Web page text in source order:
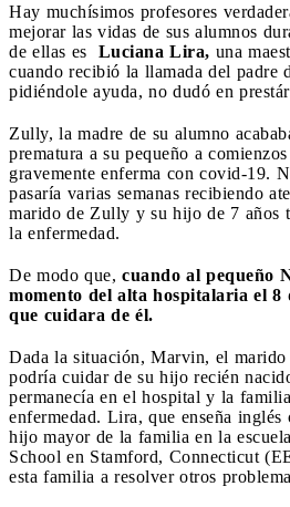
Hay muchísimos profesores
mejorar las vidas de sus alumnos
de ellas es
Luciana Lira, una
cuando recibió la llamada del padre
pidiéndole ayuda, no dudó en
Zully, la madre de su alumno
prematura a su pequeño a
gravemente enferma con covid-19.
pasaría varias semanas recibiendo
marido de Zully y su hijo de 7 años
la enfermedad.
De modo que, cuando al pequeño
momento del alta hospitalaria el
que cuidara de él.
Dada la situación, Marvin, el
podría cuidar de su hijo recién
permanecía en el hospital y la
enfermedad. Lira, que enseña inglés
hijo mayor de la familia en la
School en Stamford, Connecticut
esta familia a resolver otros